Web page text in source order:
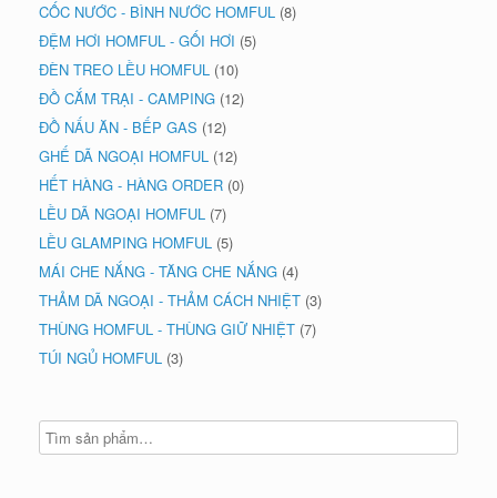
CỐC NƯỚC - BÌNH NƯỚC HOMFUL (8)
ĐỆM HƠI HOMFUL - GỐI HƠI (5)
ĐÈN TREO LỀU HOMFUL (10)
ĐỒ CẮM TRẠI - CAMPING (12)
ĐỒ NẤU ĂN - BẾP GAS (12)
GHẾ DÃ NGOẠI HOMFUL (12)
HẾT HÀNG - HÀNG ORDER (0)
LỀU DÃ NGOẠI HOMFUL (7)
LỀU GLAMPING HOMFUL (5)
MÁI CHE NẮNG - TĂNG CHE NẮNG (4)
THẢM DÃ NGOẠI - THẢM CÁCH NHIỆT (3)
THÙNG HOMFUL - THÙNG GIỮ NHIỆT (7)
TÚI NGỦ HOMFUL (3)